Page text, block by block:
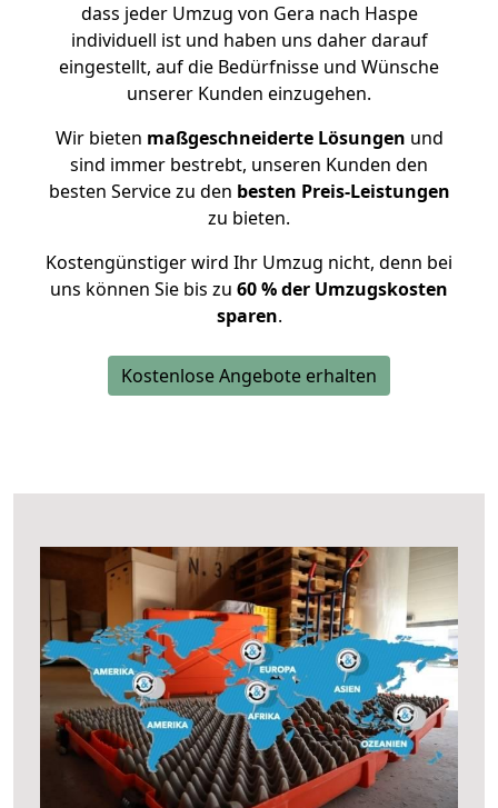
dass jeder Umzug von Gera nach Haspe
individuell ist und haben uns daher darauf
eingestellt, auf die Bedürfnisse und Wünsche
unserer Kunden einzugehen.
Wir bieten maßgeschneiderte Lösungen und
sind immer bestrebt, unseren Kunden den
besten Service zu den besten Preis-Leistungen
zu bieten.
Kostengünstiger wird Ihr Umzug nicht, denn bei
uns können Sie bis zu 60 % der Umzugskosten
sparen.
Kostenlose Angebote erhalten